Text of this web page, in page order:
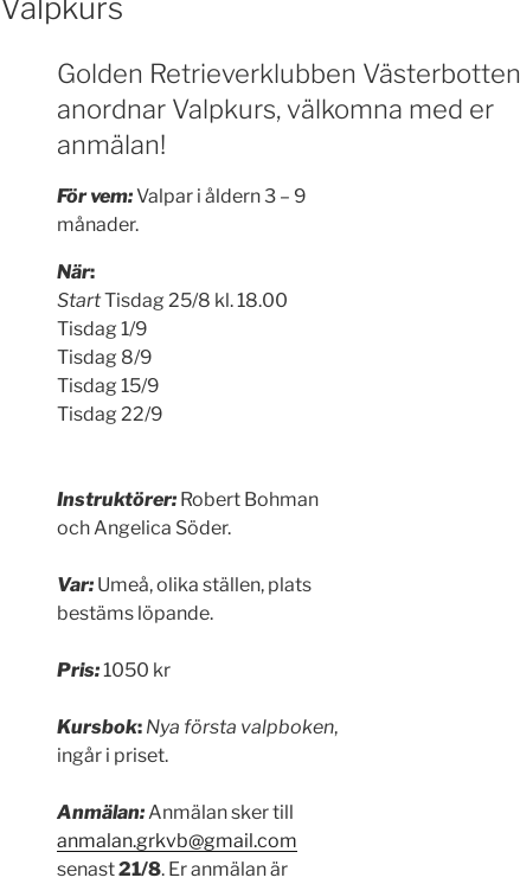
Valpkurs
Golden Retrieverklubben Västerbotten
anordnar Valpkurs, välkomna med er
anmälan!
För vem:Valpar i åldern 3 – 9
månader.
När:
StartTisdag 25/8 kl. 18.00
Tisdag 1/9
Tisdag 8/9
Tisdag 15/9
Tisdag 22/9
Instruktörer: Robert Bohman
och Angelica Söder.
Var: Umeå, olika ställen, plats
bestäms löpande.
Pris: 1050 kr
Kursbok: Nya första valpboken,
ingår i priset.
Anmälan: Anmälan sker till
anmalan.grkvb@gmail.com
senast21/8. Er anmälan är